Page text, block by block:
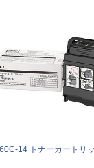
14 トナーカートリ